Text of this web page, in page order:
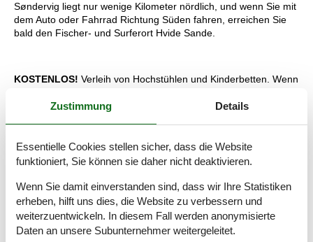
Søndervig liegt nur wenige Kilometer nördlich, und wenn Sie mit
dem Auto oder Fahrrad Richtung Süden fahren, erreichen Sie
bald den Fischer- und Surferort Hvide Sande.
KOSTENLOS! Verleih von Hochstühlen und Kinderbetten. Wenn
zur Verfügung (können bei abgeholt und wieder abgegeben
Laden von Elektroautos:Informieren Sie sich über die
ist.
Raumaufteilung
Zustimmung Details
Essentielle Cookies stellen sicher, dass die Website
funktioniert, Sie können sie daher nicht deaktivieren.
Wenn Sie damit einverstanden sind, dass wir Ihre Statistiken
erheben, hilft uns dies, die Website zu verbessern und
weiterzuentwickeln. In diesem Fall werden anonymisierte
Daten an unsere Subunternehmer weitergeleitet.